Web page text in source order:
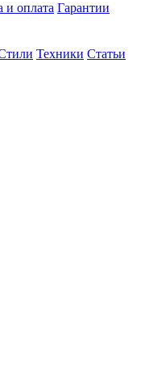
и оплата Гарантии
Техники Статьи